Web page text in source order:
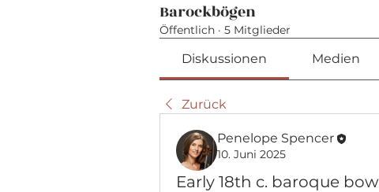
Barockbögen
Öffentlich · 5 Mitglieder
Diskussionen Medien
Zurück
Penelope Spencer
10. Juni 2025
Early 18th c. baroque